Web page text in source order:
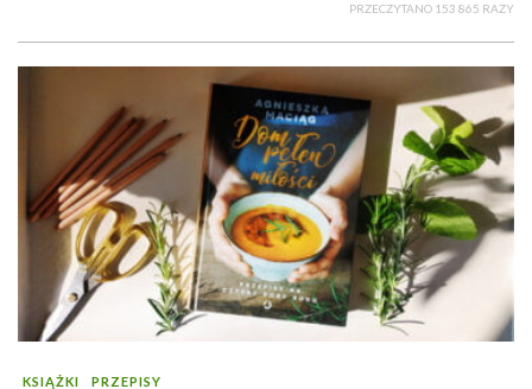
PRZECZYTANO 153 865 RAZY
KSIĄŻKI PRZEPISY